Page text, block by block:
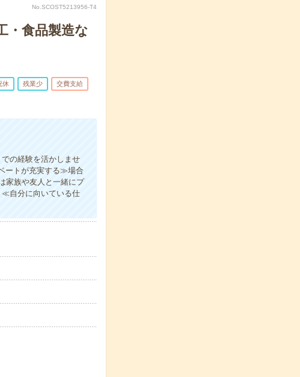
No.SCOST5213956-T4
・食品製造な
休 残業少 交費支給
の経験を活かしませ
ートが充実する≫場合
家族や友人と一緒にプ
≪自分に向いている仕